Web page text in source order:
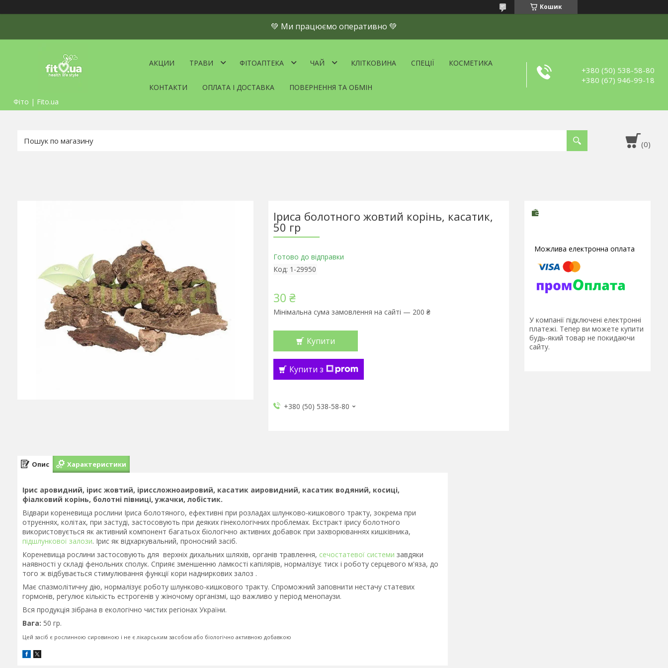
Кошик
💚 Ми працюємо оперативно 💚
Фіто | Fito.ua
АКЦИИ ТРАВИ ФІТОАПТЕКА ЧАЙ КЛІТКОВИНА СПЕЦІЇ КОСМЕТИКА
КОНТАКТИ ОПЛАТА І ДОСТАВКА ПОВЕРНЕННЯ ТА ОБМІН
+380 (50) 538-58-80
+380 (67) 946-99-18
Іриса болотного жовтий корінь, касатик,
50 гр
Готово до відправки
Код: 1-29950
30 ₴
Мінімальна сума замовлення на сайті — 200 ₴
Купити
Купити з
+380 (50) 538-58-80
У компанії підключені електронні
платежі. Тепер ви можете купити
будь-який товар не покидаючи
сайту.
Опис Характеристики
Ірис аровидний, ірис жовтий, іриссложноаировий, касатик аировидний, касатик водяний, косиці,
фіалковий корінь, болотні півниці, ужачки, лобістик.
Відвари кореневища рослини Іриса болотяного, ефективні при розладах шлунково-кишкового тракту, зокрема при
отруєннях, колітах, при застуді, застосовують при деяких гінекологічних проблемах. Екстракт ірису болотного
використовується як активний компонент багатьох біологічно активних добавок при захворюваннях кишківника,
підшлункової залози. Ірис як відхаркувальний, проносний засіб.
Кореневища рослини застосовують для верхніх дихальних шляхів, органів травлення, сечостатевої системи завдяки
наявності у складі фенольних сполук. Сприяє зменшенню ламкості капілярів, нормалізує тиск і роботу серцевого м'яза, до
того ж відбувається стимулювання функції кори надниркових залоз .
Має спазмолітичну дію, нормалізує роботу шлунково-кишкового тракту. Спроможний заповнити нестачу статевих
гормонів, регулює кількість естрогенів у жіночому організмі, що важливо у період менопаузи.
Вся продукція зібрана в екологічно чистих регіонах України.
Вага: 50 гр.
Цей засіб є рослинною сировиною і не є лікарським засобом або біологічно активною добавкою